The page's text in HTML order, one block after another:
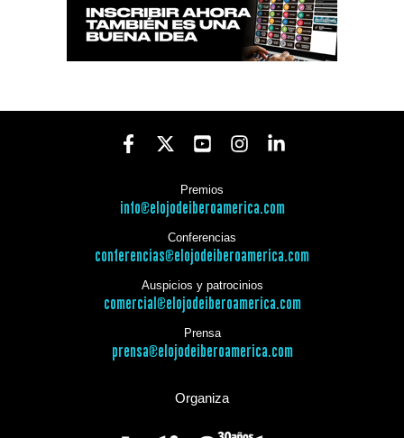
Premios
info@elojodeiberoamerica.com
Conferencias
conferencias@elojodeiberoamerica.com
Auspicios y patrocinios
comercial@elojodeiberoamerica.com
Prensa
prensa@elojodeiberoamerica.com
Organiza